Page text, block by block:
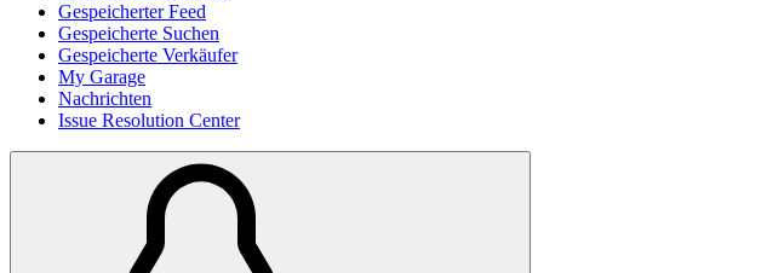
Gespeicherter Feed
Gespeicherte Suchen
Gespeicherte Verkäufer
My Garage
Nachrichten
Issue Resolution Center